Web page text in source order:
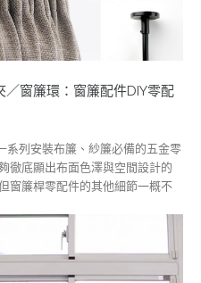
窗簾環：窗簾配件DIY零配
系列安裝布簾、紗簾必備的五金零
徹底顯出布面色澤與空間設計的